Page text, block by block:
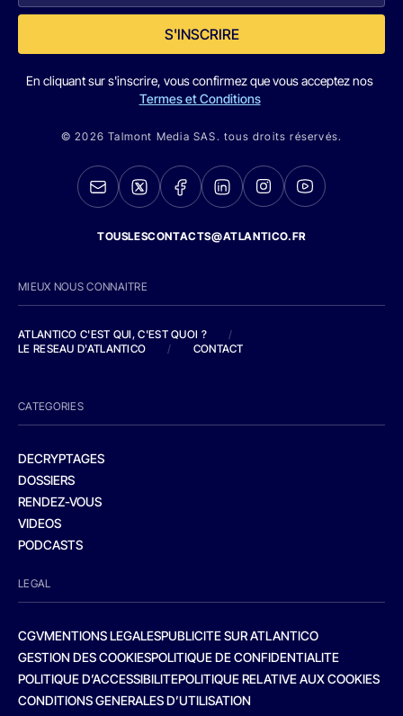
S'INSCRIRE
En cliquant sur s'inscrire, vous confirmez que vous acceptez nos
Termes et Conditions
© 2026 Talmont Media SAS. tous droits réservés.
TOUSLESCONTACTS@ATLANTICO.FR
MIEUX NOUS CONNAITRE
ATLANTICO C'EST QUI, C'EST QUOI ?
/
LE RESEAU D'ATLANTICO
/ CONTACT
CATEGORIES
DECRYPTAGES
DOSSIERS
RENDEZ-VOUS
VIDEOS
PODCASTS
LEGAL
CGVMENTIONS LEGALESPUBLICITE SUR ATLANTICO
GESTION DES COOKIESPOLITIQUE DE CONFIDENTIALITE
POLITIQUE D’ACCESSIBILITEPOLITIQUE RELATIVE AUX COOKIES
CONDITIONS GENERALES D’UTILISATION